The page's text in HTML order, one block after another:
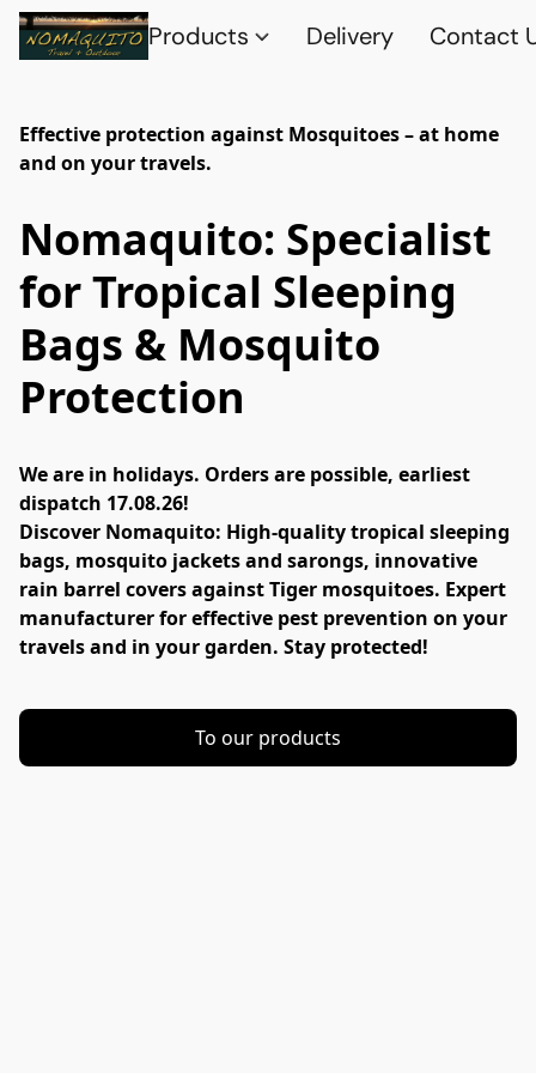
Products Delivery Contact
Effective protection against Mosquitoes – at home
and on your travels.
Nomaquito: Specialist
for Tropical Sleeping
Bags & Mosquito
Protection
We are in holidays. Orders are possible, earliest
dispatch 17.08.26!
Discover Nomaquito: High-quality tropical sleeping
bags, mosquito jackets and sarongs, innovative
rain barrel covers against Tiger mosquitoes. Expert
manufacturer for effective pest prevention on your
travels and in your garden. Stay protected!
To our products